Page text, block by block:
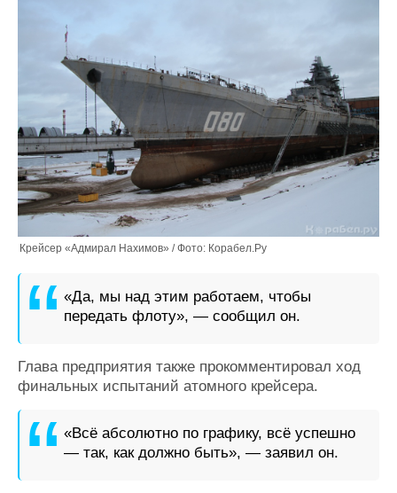
Выставки и семинары
Личности
Словарь
Все службы
Крейсер «Адмирал Нахимов» / Фото: Корабел.Ру
«Да, мы над этим работаем, чтобы
передать флоту», — сообщил он.
Глава предприятия также прокомментировал ход
финальных испытаний атомного крейсера.
«Всё абсолютно по графику, всё успешно
— так, как должно быть», — заявил он.